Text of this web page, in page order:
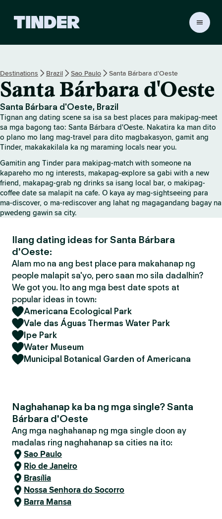
r
H
o
m
e
Destinations Brazil Sao Paulo Santa Bárbara d'Oeste
Santa Bárbara d'Oeste
Santa Bárbara d'Oeste, Brazil
Tignan ang dating scene sa isa sa best places para makipag-meet
sa mga bagong tao: Santa Bárbara d'Oeste. Nakatira ka man dito
o plano mo lang mag-travel para dito magbakasyon, gamit ang
Tinder, makakakilala ka ng maraming locals near you.
Gamitin ang Tinder para makipag-match with someone na
kapareho mo ng interests, makapag-explore sa gabi with a new
friend, makapag-grab ng drinks sa isang local bar, o makipag-
coffee date sa malapit na cafe. O kaya ay mag-sightseeing para
ma-discover, o ma-rediscover ang lahat ng magagandang bagay na
pwedeng gawin sa city.
Ilang dating ideas for Santa Bárbara
d'Oeste:
Alam mo na ang best place para makahanap ng
people malapit sa'yo, pero saan mo sila dadalhin?
We got you. Ito ang mga best date spots at
popular ideas in town:
Americana Ecological Park
Vale das Águas Thermas Water Park
Ipe Park
Water Museum
Municipal Botanical Garden of Americana
Naghahanap ka ba ng mga single? Santa
Bárbara d'Oeste
Ang mga naghahanap ng mga single doon ay
madalas ring naghahanap sa cities na ito:
Sao Paulo
Rio de Janeiro
Brasília
Nossa Senhora do Socorro
Barra Mansa